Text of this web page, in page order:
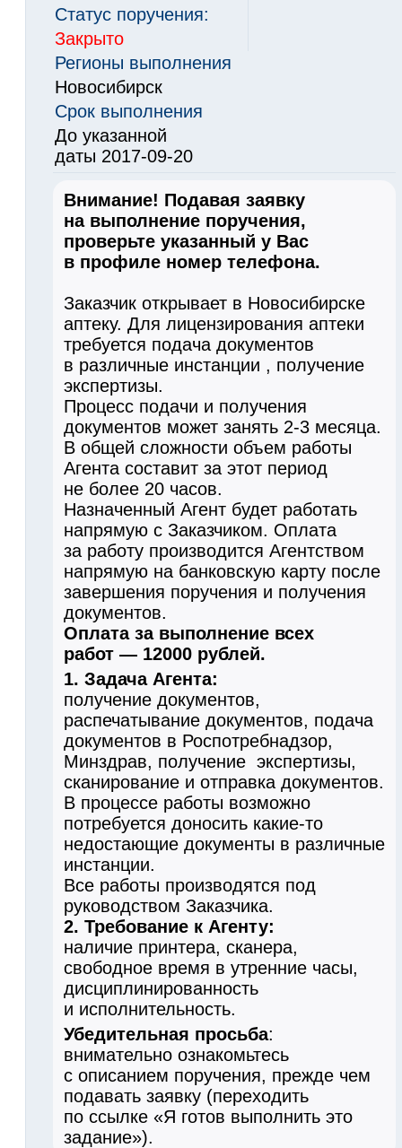
Статус поручения:
Закрыто
Регионы выполнения
Новосибирск
Срок выполнения
До указанной
даты 2017-09-20
Внимание! Подавая заявку
на выполнение поручения,
проверьте указанный у Вас
в профиле номер телефона.
Заказчик открывает в Новосибирске
аптеку. Для лицензирования аптеки
требуется подача документов
в различные инстанции , получение
экспертизы.
Процесс подачи и получения
документов может занять 2-3 месяца.
В общей сложности объем работы
Агента составит за этот период
не более 20 часов.
Назначенный Агент будет работать
напрямую с Заказчиком. Оплата
за работу производится Агентством
напрямую на банковскую карту после
завершения поручения и получения
документов.
Оплата за выполнение всех
работ — 12000 рублей.
1. Задача Агента:
получение документов,
распечатывание документов, подача
документов в Роспотребнадзор,
Минздрав, получение экспертизы,
сканирование и отправка документов.
В процессе работы возможно
потребуется доносить какие-то
недостающие документы в различные
инстанции.
Все работы производятся под
руководством Заказчика.
2. Требование к Агенту:
наличие принтера, сканера,
свободное время в утренние часы,
дисциплинированность
и исполнительность.
Убедительная просьба:
внимательно ознакомьтесь
с описанием поручения, прежде чем
подавать заявку (переходить
по ссылке «Я готов выполнить это
задание»).